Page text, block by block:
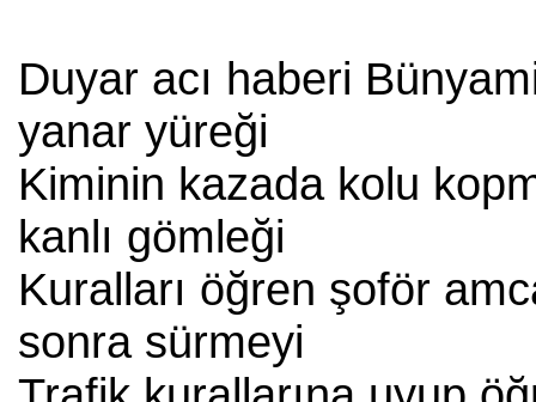
Duyar acı haberi
yanar yüreği
Kiminin kazada kolu
kanlı gömleği
Kuralları öğren şoför
sonra sürmeyi